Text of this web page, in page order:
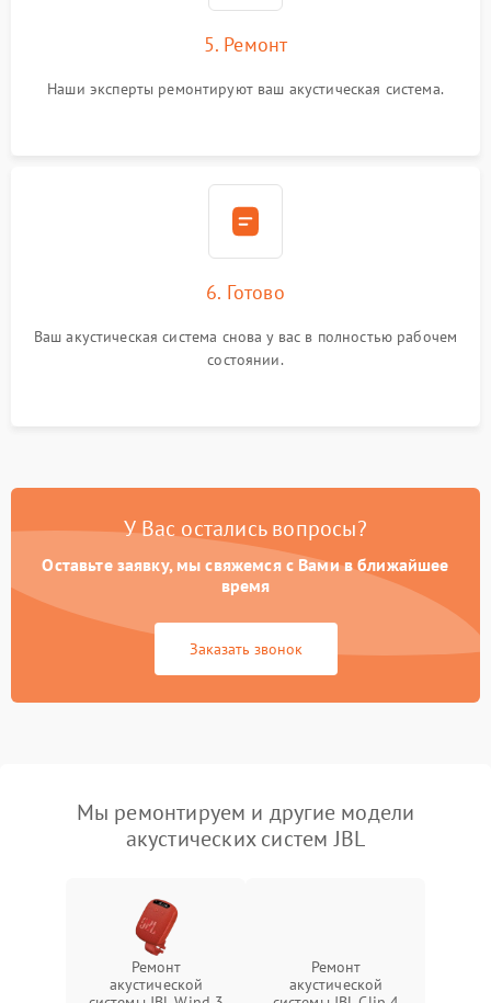
5. Ремонт
Наши эксперты ремонтируют ваш акустическая система.
6. Готово
Ваш акустическая система снова у вас в полностью рабочем
состоянии.
У Вас остались вопросы?
Оставьте заявку, мы свяжемся с Вами в ближайшее
время
Заказать звонок
Мы ремонтируем и другие модели
акустических систем JBL
Ремонт
акустической
Ремонт
акустической